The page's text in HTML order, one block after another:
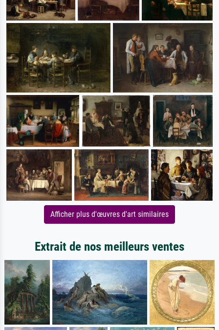
Afficher plus d'œuvres d'art similaires
Extrait de nos meilleurs ventes